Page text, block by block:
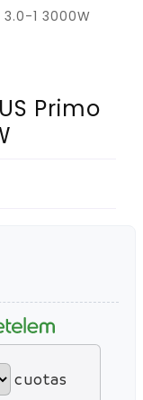
Primo
cuotas